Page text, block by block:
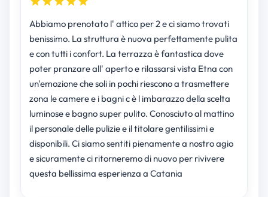
Abbiamo prenotato l' attico per 2 e ci siamo trovati
benissimo. La struttura è nuova perfettamente pulita
e con tutti i confort. La terrazza è fantastica dove
poter pranzare all' aperto e rilassarsi vista Etna con
un'emozione che soli in pochi riescono a trasmettere
zona le camere e i bagni c è l imbarazzo della scelta
luminose e bagno super pulito. Conosciuto al mattino
il personale delle pulizie e il titolare gentilissimi e
disponibili. Ci siamo sentiti pienamente a nostro agio
e sicuramente ci ritorneremo di nuovo per rivivere
questa bellissima esperienza a Catania